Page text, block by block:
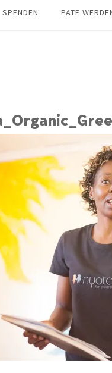
SPENDEN PATE